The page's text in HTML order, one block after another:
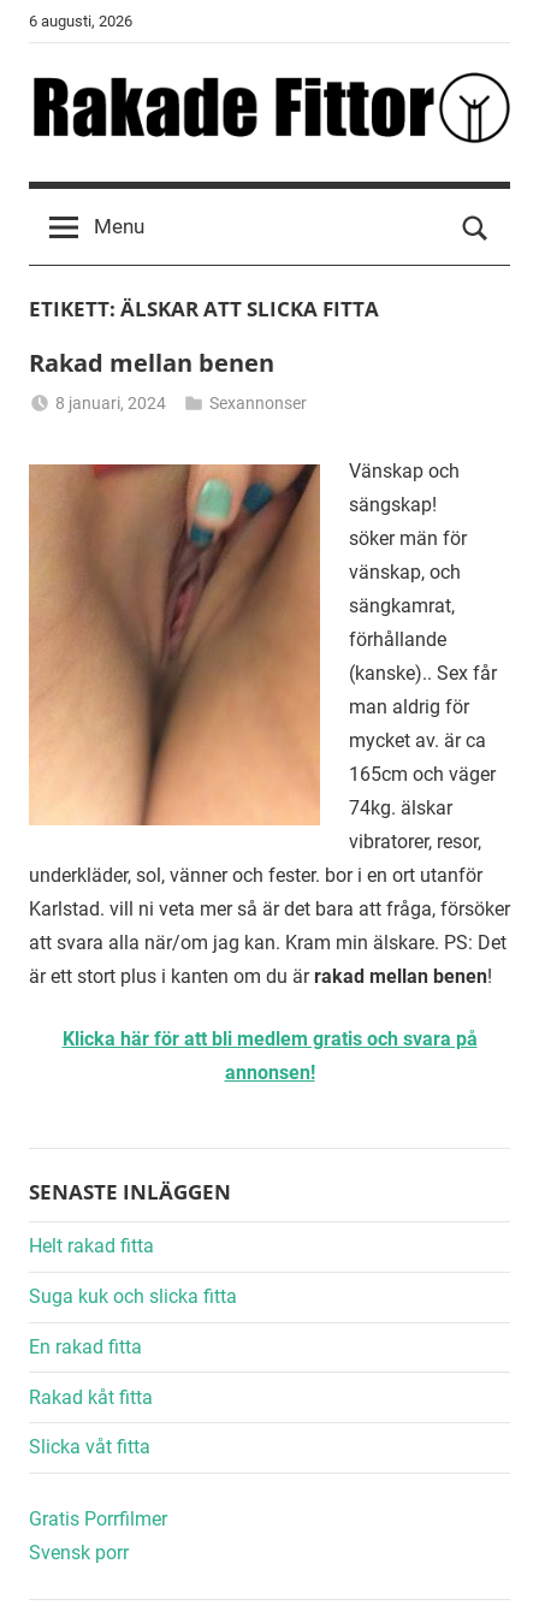
Skip
content
6 augusti, 2026
Rakade
Fittor
Menu
ETIKETT: ÄLSKAR ATT SLICKA FITTA
Rakad mellan benen
8 januari, 2024
Sexannonser
Vänskap och
sängskap!
söker män för
vänskap, och
sängkamrat,
förhållande
(kanske).. Sex får
man aldrig för
mycket av. är ca
165cm och väger
74kg. älskar
vibratorer, resor,
underkläder, sol, vänner och fester. bor i en ort utanför
Karlstad. vill ni veta mer så är det bara att fråga, försöker
att svara alla när/om jag kan. Kram min älskare. PS: Det
är ett stort plus i kanten om du ärrakad mellan benen!
Klicka här för att bli medlem gratis och svara på
annonsen!
SENASTE INLÄGGEN
Helt rakad fitta
Suga kuk och slicka fitta
En rakad fitta
Rakad kåt fitta
Slicka våt fitta
Gratis Porrfilmer
Svensk porr